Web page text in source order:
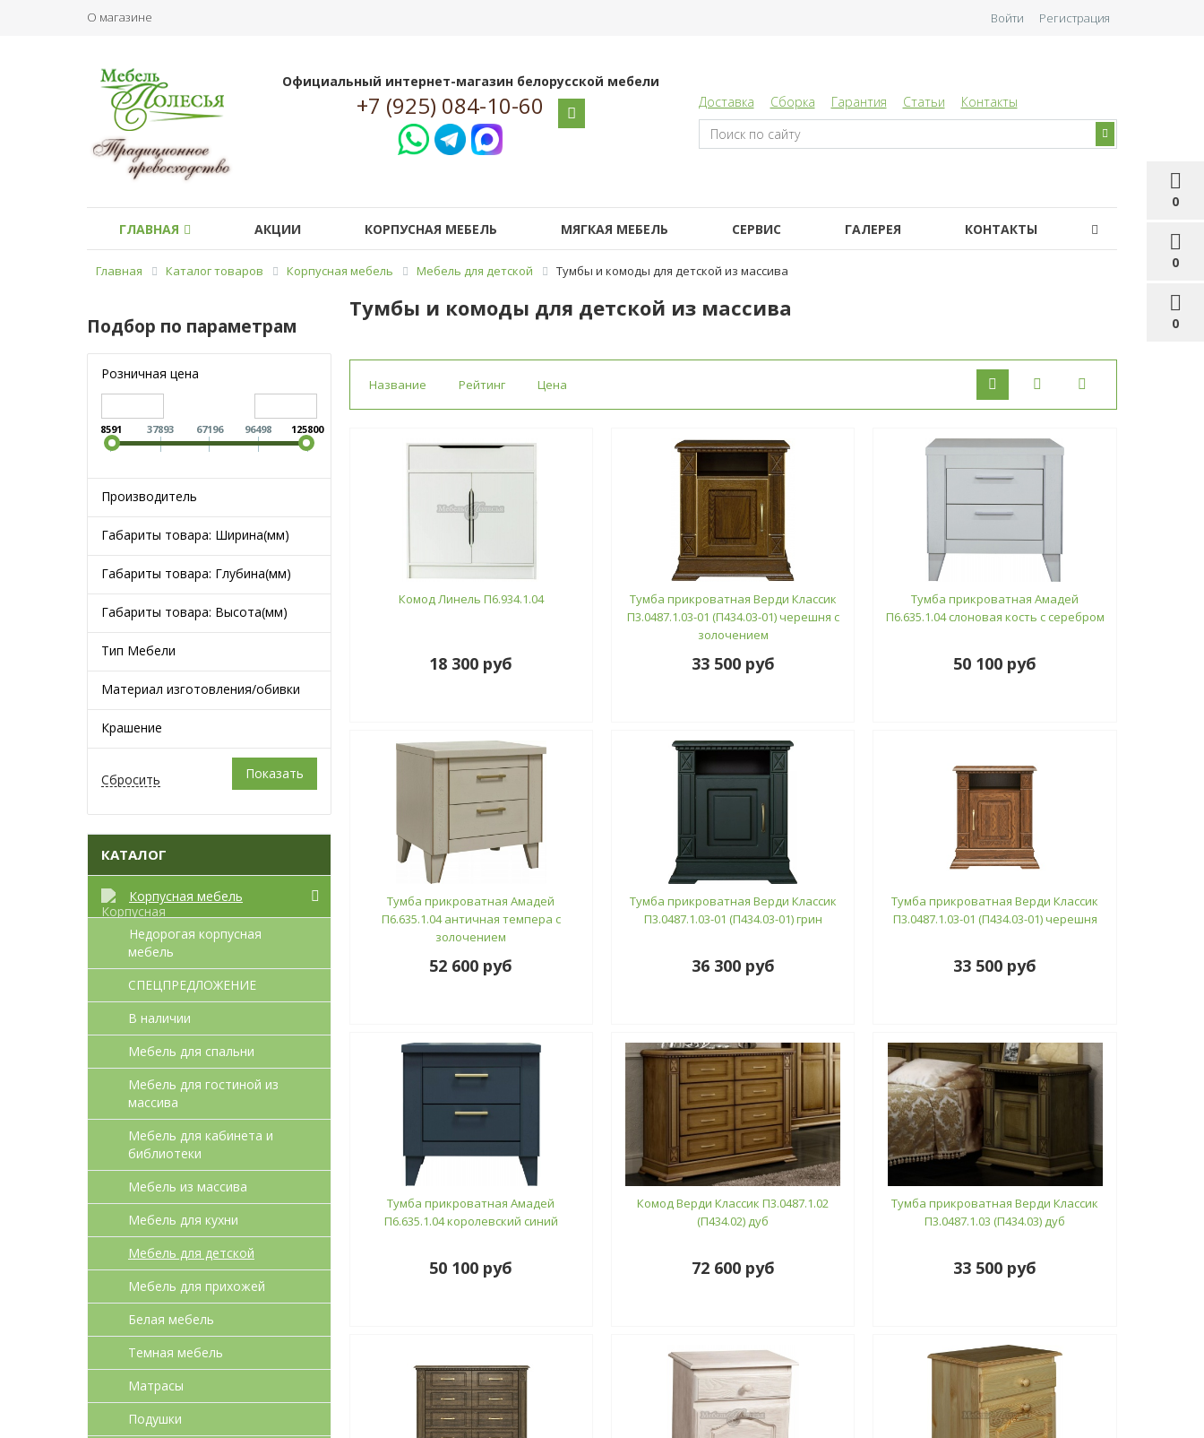
О магазине
0
0
0
Войти Регистрация
Официальный интернет-магазин белорусской мебели
+7 (925) 084-10-60 Доставка Сборка Гарантия Статьи Контакты
ГЛАВНАЯ АКЦИИ КОРПУСНАЯ МЕБЕЛЬ МЯГКАЯ МЕБЕЛЬ СЕРВИС ГАЛЕРЕЯ КОНТАКТЫ
Главная Каталог товаров Корпусная мебель Мебель для детcкой Тумбы и комоды для детской из массива
Подбор по параметрам
Розничная цена
8591 37893 67196 96498 125800
Производитель
Габариты товара: Ширина(мм)
Габариты товара: Глубина(мм)
Габариты товара: Высота(мм)
Тип Мебели
Материал изготовления/обивки
Крашение
КАТАЛОГ
Корпусная мебель
Недорогая корпусная
мебель
СПЕЦПРЕДЛОЖЕНИЕ
В наличии
Мебель для спальни
Мебель для гостиной из
массива
Мебель для кабинета и
библиотеки
Мебель из массива
Мебель для кухни
Мебель для детcкой
Мебель для прихожей
Белая мебель
Темная мебель
Матрасы
Подушки
Тумбы и комоды для детской из массива
Название Рейтинг Цена
Комод Линель П6.934.1.04
18 300 руб
Тумба прикроватная Верди Классик
П3.0487.1.03-01 (П434.03-01) черешня с
золочением
33 500 руб
Тумба прикроватная Амадей
П6.635.1.04 слоновая кость с серебром
50 100 руб
Тумба прикроватная Амадей
П6.635.1.04 античная темпера с
золочением
52 600 руб
Тумба прикроватная Верди Классик
П3.0487.1.03-01 (П434.03-01) грин
36 300 руб
Тумба прикроватная Верди Классик
П3.0487.1.03-01 (П434.03-01) черешня
33 500 руб
Тумба прикроватная Амадей
П6.635.1.04 королевский синий
50 100 руб
Комод Верди Классик П3.0487.1.02
(П434.02) дуб
72 600 руб
Тумба прикроватная Верди Классик
П3.0487.1.03 (П434.03) дуб
33 500 руб